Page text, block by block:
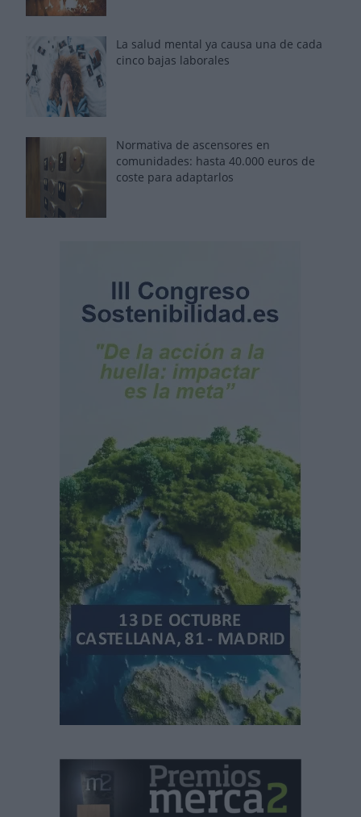
La salud mental ya causa una de cada
cinco bajas laborales
Normativa de ascensores en
comunidades: hasta 40.000 euros de
coste para adaptarlos